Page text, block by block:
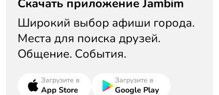
Скачать приложение Jambim
Широкий выбор афиши города.
Места для поиска друзей.
Общение. События.
Загрузите в
App Store
Загрузите в
Google Play